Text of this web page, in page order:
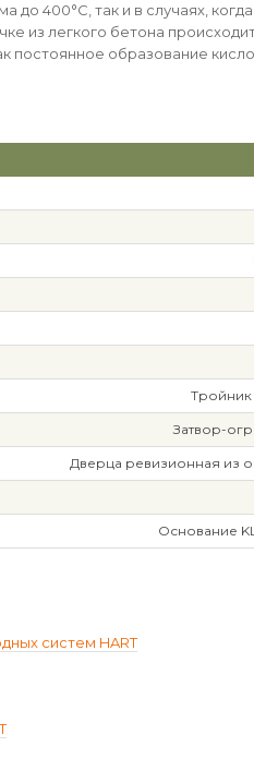
до 400°С, так и в случаях,
из легкого бетона
постоянное образование
Тройник
Затвор-
Дверца ревизионная из
Основание
систем HART